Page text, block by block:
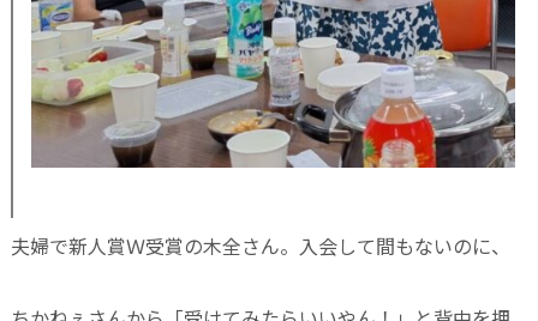
夫婦で新人賞Ｗ受賞の木全さん。入会して間もないのに、